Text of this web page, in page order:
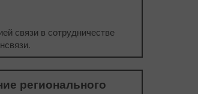
связи в сотрудничестве
регионального